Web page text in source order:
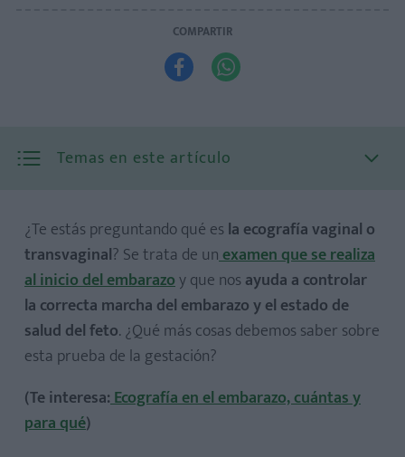
COMPARTIR
 
Temas en este artículo
¿Te estás preguntando qué es la ecografía vaginal o
transvaginal? Se trata de unexamen que se realiza
al inicio del embarazoy que nos ayuda a controlar
la correcta marcha del embarazo y el estado de
salud del feto. ¿Qué más cosas debemos saber sobre
esta prueba de la gestación?
(Te interesa:Ecografía en el embarazo, cuántas y
para qué)